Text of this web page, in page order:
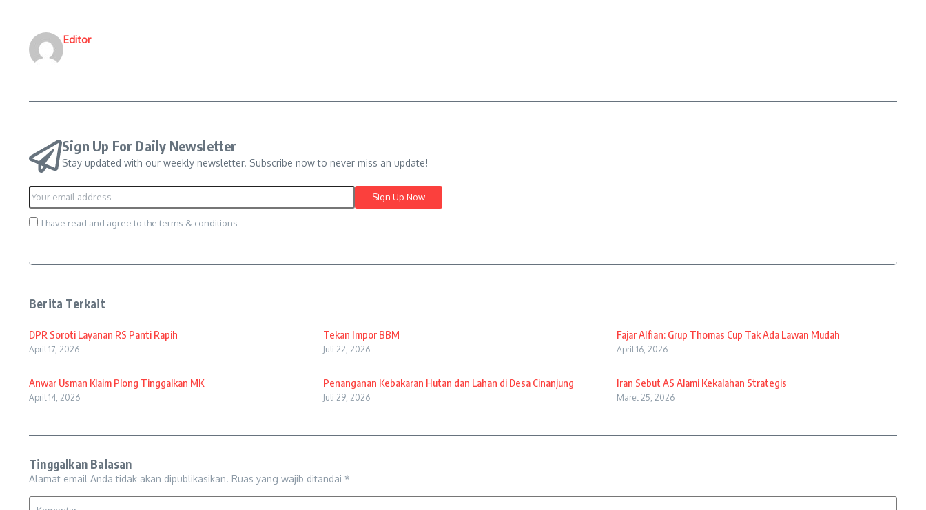
Editor
Sign Up For Daily Newsletter
Stay updated with our weekly newsletter. Subscribe now to never miss an update!
I have read and agree to the terms & conditions
Berita Terkait
DPR Soroti Layanan RS Panti Rapih
April 17, 2026
Tekan Impor BBM
Juli 22, 2026
Fajar Alfian: Grup Thomas Cup Tak Ada Lawan Mudah
April 16, 2026
Anwar Usman Klaim Plong Tinggalkan MK
April 14, 2026
Penanganan Kebakaran Hutan dan Lahan di Desa Cinanjung
Juli 29, 2026
Iran Sebut AS Alami Kekalahan Strategis
Maret 25, 2026
Tinggalkan Balasan
Alamat email Anda tidak akan dipublikasikan. Ruas yang wajib ditandai *